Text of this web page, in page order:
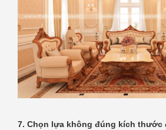
7. Chọn lựa không đúng kích thước